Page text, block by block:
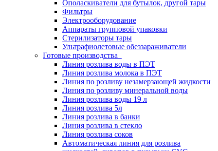
Ополаскиватели для бутылок, другой тары
Фильтры
Электрооборудование
Аппараты групповой упаковки
Стерилизаторы тары
Ультрафиолетовые обеззараживатели
Готовые производства
Линия розлива воды в ПЭТ
Линия розлива молока в ПЭТ
Линия по розливу незамерзающей жидкости
Линия по розливу минеральной воды
Линия розлива воды 19 л
Линия розлива 5л
Линия розлива в банки
Линия розлива в стекло
Линия розлива соков
Автоматическая линия для розлива